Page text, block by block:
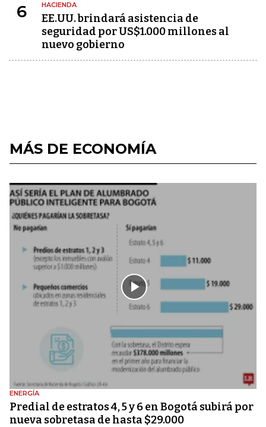
6 HACIENDA
EE.UU. brindará asistencia de
seguridad por US$1.000 millones al
nuevo gobierno
MÁS DE ECONOMÍA
ENERGÍA
Predial de estratos 4, 5 y 6 en Bogotá subirá por
nueva sobretasa de hasta $29.000